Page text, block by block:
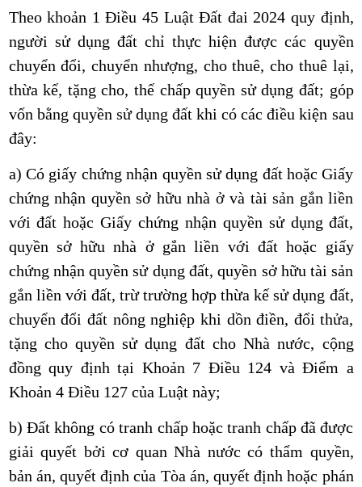
Theo khoản 1 Điều 45 Luật Đất đai 2024 quy định,
người sử dụng đất chỉ thực hiện được các quyền
chuyển đổi, chuyển nhượng, cho thuê, cho thuê lại,
thừa kế, tặng cho, thế chấp quyền sử dụng đất; góp
vốn bằng quyền sử dụng đất khi có các điều kiện sau
đây:
a) Có giấy chứng nhận quyền sử dụng đất hoặc Giấy
chứng nhận quyền sở hữu nhà ở và tài sản gắn liền
với đất hoặc Giấy chứng nhận quyền sử dụng đất,
quyền sở hữu nhà ở gắn liền với đất hoặc giấy
chứng nhận quyền sử dụng đất, quyền sở hữu tài sản
gắn liền với đất, trừ trường hợp thừa kế sử dụng đất,
chuyển đổi đất nông nghiệp khi dồn điền, đổi thửa,
tặng cho quyền sử dụng đất cho Nhà nước, cộng
đồng quy định tại Khoản 7 Điều 124 và Điểm a
Khoản 4 Điều 127 của Luật này;
b) Đất không có tranh chấp hoặc tranh chấp đã được
giải quyết bởi cơ quan Nhà nước có thẩm quyền,
bản án, quyết định của Tòa án, quyết định hoặc phán